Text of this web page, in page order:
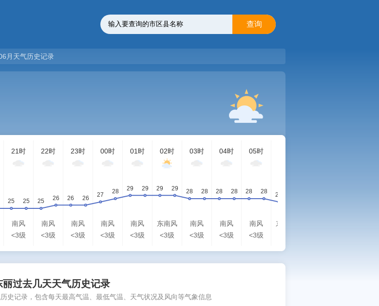
查询
月天气历史记录
21时
南风
<3级
22时
南风
<3级
23时
南风
<3级
00时
南风
<3级
01时
南风
<3级
02时
东南风
<3级
03时
南风
<3级
04时
南风
<3级
05时
南风
<3级
东南风
丽过去几天天气历史记录
史记录，包含每天最高气温、最低气温、天气状况及风向等气象信息